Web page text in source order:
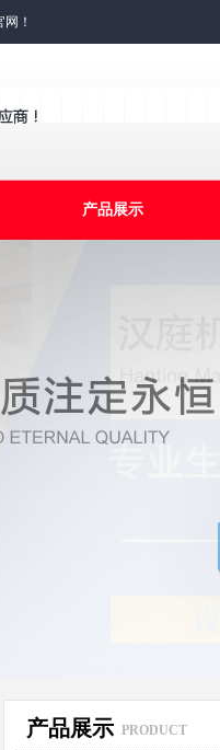
！
产品展示
产品展示 PRODUCT